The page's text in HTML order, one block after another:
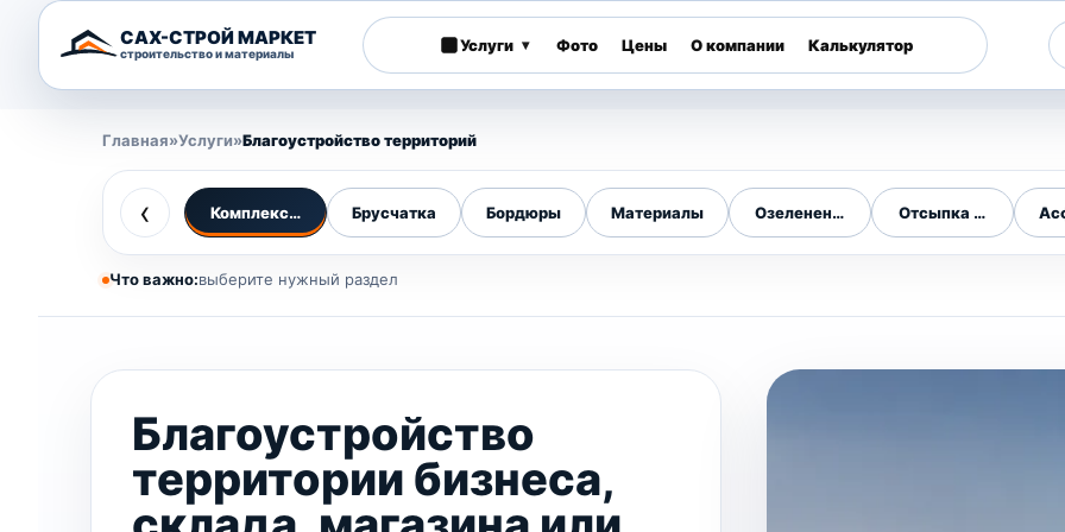
САХ-СТРОЙ МАРКЕТ
строительство и материалы Услуги ▾ Фото Цены О компании Калькулятор
Главная»Услуги»Благоустройство территорий
‹ Комплексное благоустройство
Брусчатка Бордюры Материалы Озеленение участковОтсыпка и
Что важно:выберите нужный раздел
Благоустройство
территории бизнеса,